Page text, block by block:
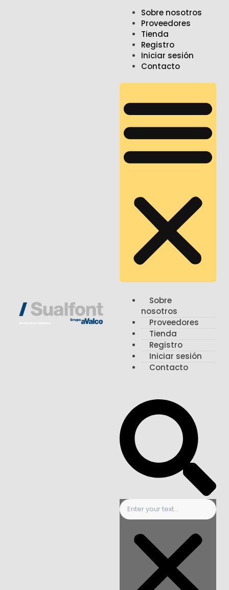
Sobre nosotros
Proveedores
Tienda
Registro
Iniciar sesión
Contacto
Sobre
nosotros
Proveedores
Tienda
Registro
Iniciar sesión
Contacto